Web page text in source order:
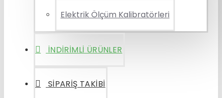
Elektrik Ölçüm Kalibratörleri
İNDIRIMLI ÜRÜNLER
SIPARIŞ TAKIBI